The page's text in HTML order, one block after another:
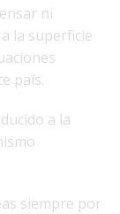
ni
la superficie
país.
a la
siempre por